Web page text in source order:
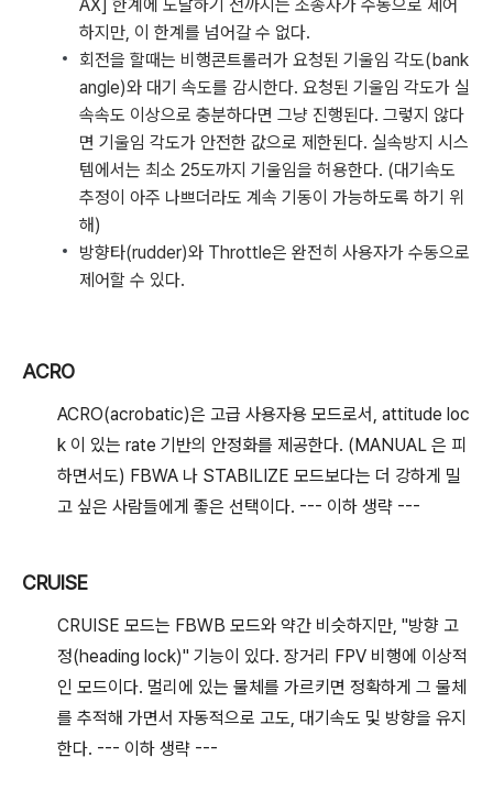
AX] 한계에 도달하기 전까지는 조종사가 수동으로 제어
하지만, 이 한계를 넘어갈 수 없다.
회전을 할때는 비행콘트롤러가 요청된 기울임 각도(bank
angle)와 대기 속도를 감시한다. 요청된 기울임 각도가 실
속속도 이상으로 충분하다면 그냥 진행된다. 그렇지 않다
면 기울임 각도가 안전한 값으로 제한된다. 실속방지 시스
템에서는 최소 25도까지 기울임을 허용한다. (대기속도
추정이 아주 나쁘더라도 계속 기동이 가능하도록 하기 위
해)
방향타(rudder)와 Throttle은 완전히 사용자가 수동으로
제어할 수 있다.
ACRO
ACRO(acrobatic)은 고급 사용자용 모드로서, attitude loc
k 이 있는 rate 기반의 안정화를 제공한다. (MANUAL 은 피
하면서도) FBWA 나 STABILIZE 모드보다는 더 강하게 밀
고 싶은 사람들에게 좋은 선택이다. --- 이하 생략 ---
CRUISE
CRUISE 모드는 FBWB 모드와 약간 비슷하지만, "방향 고
정(heading lock)" 기능이 있다. 장거리 FPV 비행에 이상적
인 모드이다. 멀리에 있는 물체를 가르키면 정확하게 그 물체
를 추적해 가면서 자동적으로 고도, 대기속도 및 방향을 유지
한다. --- 이하 생략 ---